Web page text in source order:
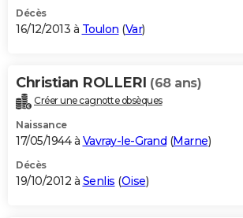
Décès
16/12/2013 à Toulon (Var)
Christian ROLLERI (68 ans)
Créer une cagnotte obsèques
Naissance
17/05/1944 à Vavray-le-Grand (Marne)
Décès
19/10/2012 à Senlis (Oise)